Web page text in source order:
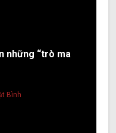
những “trò ma